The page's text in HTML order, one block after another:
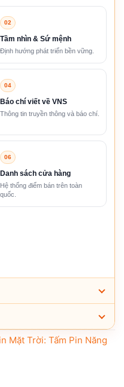
02
Tầm nhìn & Sứ mệnh
Định hướng phát triển bền vững.
04
Báo chí viết về VNS
Thông tin truyền thông và báo chí.
06
Danh sách cửa hàng
Hệ thống điểm bán trên toàn
quốc.
Mặt Trời: Tấm Pin Năng